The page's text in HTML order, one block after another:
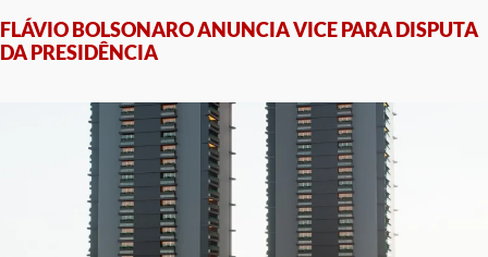
FLÁVIO BOLSONARO ANUNCIA VICE PARA DISPUTA
DA PRESIDÊNCIA